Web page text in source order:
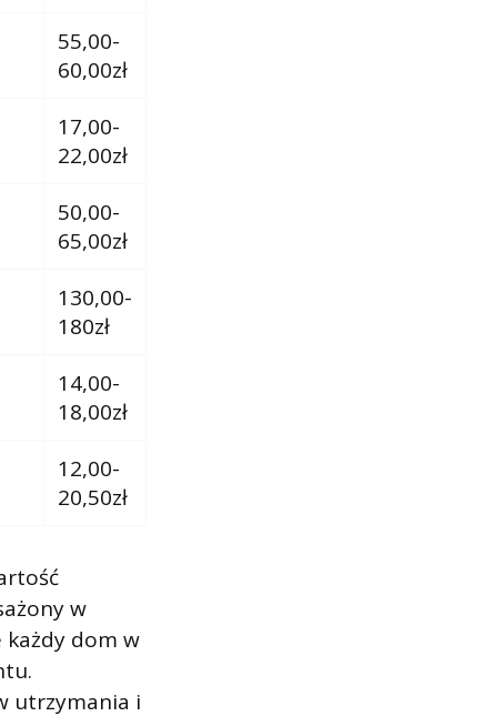
55,00-
60,00zł
17,00-
22,00zł
50,00-
65,00zł
130,00-
180zł
14,00-
18,00zł
12,00-
20,50zł
w
każdy dom w
utrzymania i